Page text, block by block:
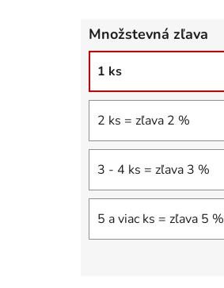
hviezdičiek.
Množstevná zľava
1 ks
2 ks = zľava 2 %
3 - 4 ks = zľava 3 %
5 a viac ks = zľava 5 %